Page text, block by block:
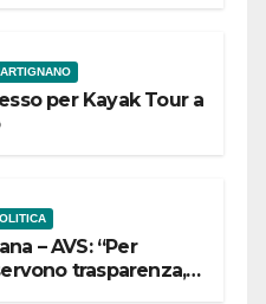
per Kayak Tour a
– AVS: “Per
trasparenza,